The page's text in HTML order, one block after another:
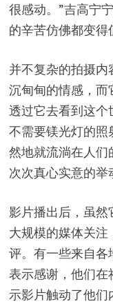
很感动。”吉高宁
的辛苦仿佛都变得
并不复杂的拍摄
沉甸甸的情感，而
透过它去看到这个
不需要镁光灯的照
然地就流淌在人们
次次真心实意的举
影片播出后，虽然
大规模的媒体关
评。有一些来自各
表示感谢，他们在
示影片触动了他